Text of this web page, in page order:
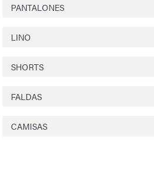
PANTALONES
LINO
SHORTS
FALDAS
CAMISAS